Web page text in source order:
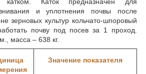
и уплотнения почвы после
зерновых культур кольчато-шпоровый
почву под посев за 1 проход.
масса – 638 кг.
Значение показателя